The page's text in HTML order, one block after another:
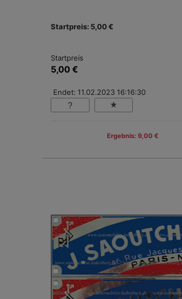
Startpreis: 5,00 €
Startpreis
5,00 €
Endet: 11.02.2023 16:16:30
Ergebnis: 9,00 €